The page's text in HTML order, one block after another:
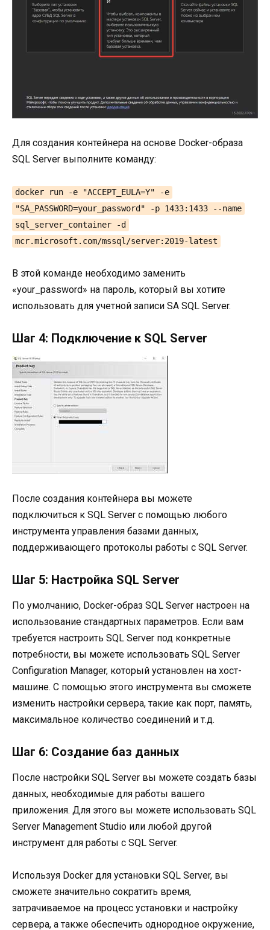
Для создания контейнера на основе Docker-образа
SQL Server выполните команду:
docker run -e "ACCEPT_EULA=Y" -e
"SA_PASSWORD=your_password" -p 1433:1433 --name
sql_server_container -d
mcr.microsoft.com/mssql/server:2019-latest
В этой команде необходимо заменить
«your_password» на пароль, который вы хотите
использовать для учетной записи SA SQL Server.
Шаг 4: Подключение к SQL Server
После создания контейнера вы можете
подключиться к SQL Server с помощью любого
инструмента управления базами данных,
поддерживающего протоколы работы с SQL Server.
Шаг 5: Настройка SQL Server
По умолчанию, Docker-образ SQL Server настроен на
использование стандартных параметров. Если вам
требуется настроить SQL Server под конкретные
потребности, вы можете использовать SQL Server
Configuration Manager, который установлен на хост-
машине. С помощью этого инструмента вы сможете
изменить настройки сервера, такие как порт, память,
максимальное количество соединений и т.д.
Шаг 6: Создание баз данных
После настройки SQL Server вы можете создать базы
данных, необходимые для работы вашего
приложения. Для этого вы можете использовать SQL
Server Management Studio или любой другой
инструмент для работы с SQL Server.
Используя Docker для установки SQL Server, вы
сможете значительно сократить время,
затрачиваемое на процесс установки и настройку
сервера, а также обеспечить однородное окружение,